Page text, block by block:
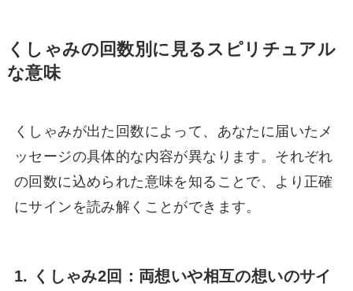
くしゃみの回数別に見るスピリチュアル
な意味
くしゃみが出た回数によって、あなたに届いたメ
ッセージの具体的な内容が異なります。それぞれ
の回数に込められた意味を知ることで、より正確
にサインを読み解くことができます。
1. くしゃみ2回：両想いや相互の想いのサイ